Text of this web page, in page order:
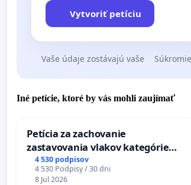
Vytvoriť petíciu
Vaše údaje zostávajú vaše
Iné petície, ktoré by vás mohli zaujímať
Petícia za zachovanie
zastavovania vlakov kategórie
Expres (Ex) TATRAN v železničnej
stanici Púchov
4 530 podpisov
4 530 Podpisy / 30 dni
8 Jul 2026